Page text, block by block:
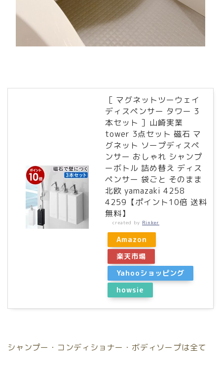
［ マグネットツーウェイ
ディスペンサー タワー 3
本セット ］山崎実業
tower 3点セット 磁石 マ
グネット ソープディスペ
ンサー おしゃれ シャンプ
ーボトル 詰め替え ディス
ペンサー 袋ごと そのまま
北欧 yamazaki 4258
4259【ポイント10倍 送料
無料】
created by Rinker
Amazon
楽天市場
Yahooショッピング
howsie
シャンプー・コンディショナー・ボディソープは全て